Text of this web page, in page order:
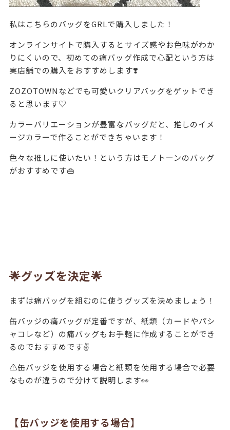
私はこちらのバッグをGRLで購入しました！
オンラインサイトで購入するとサイズ感やお色味がわか
りにくいので、初めての痛バッグ作成で心配という方は
実店舗での購入をおすすめします❣️
ZOZOTOWNなどでも可愛いクリアバッグをゲットでき
ると思います♡
カラーバリエーションが豊富なバッグだと、推しのイメ
ージカラーで作ることができちゃいます！
色々な推しに使いたい！という方はモノトーンのバッグ
がおすすめです👜
🌟グッズを決定🌟
まずは痛バッグを組むのに使うグッズを決めましょう！
缶バッジの痛バッグが定番ですが、紙類（カードやパシ
ャコレなど）の痛バッグもお手軽に作成することができ
るのでおすすめです✌️
⚠️缶バッジを使用する場合と紙類を使用する場合で必要
なものが違うので分けて説明します👀
【缶バッジを使用する場合】